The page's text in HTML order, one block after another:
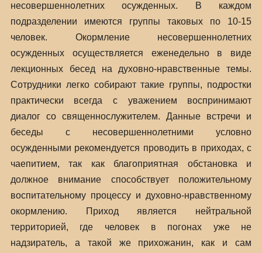
несовершеннолетних осужденных. В каждом
подразделении имеются группы таковых по 10-15
человек. Окормление несовершеннолетних
осужденных осуществляется еженедельно в виде
лекционных бесед на духовно-нравственные темы.
Сотрудники легко собирают такие группы, подростки
практически всегда с уважением воспринимают
диалог со священнослужителем. Данные встречи и
беседы с несовершеннолетними условно
осужденными рекомендуется проводить в приходах, с
чаепитием, так как благоприятная обстановка и
должное внимание способствует положительному
воспитательному процессу и духовно-нравственному
окормлению. Приход является нейтральной
территорией, где человек в погонах уже не
надзиратель, а такой же прихожанин, как и сам